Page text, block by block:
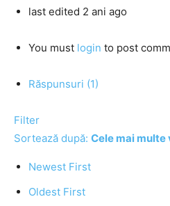
last edited 2 ani ago
You must login to post
Răspunsuri (1)
Filter
Sortează după: Cele mai multe
Newest First
Oldest First